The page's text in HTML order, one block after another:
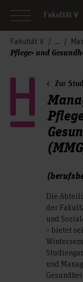
Fakultät V
Fakultät V
Pflege- und
Zur
Die
der
und
– bietet
und